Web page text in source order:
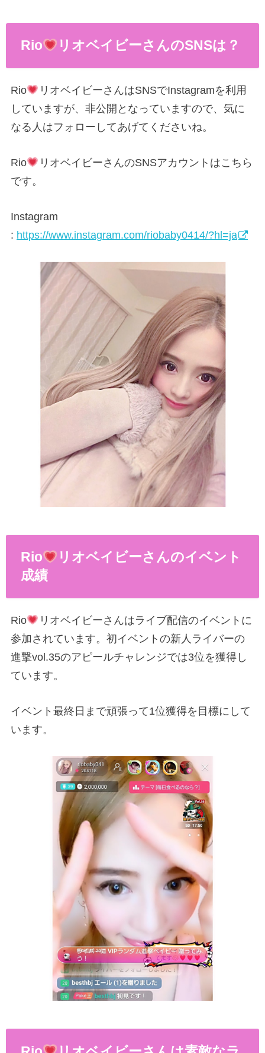
Rio リオベイビーさんのSNSは？
Rio
リオベイビーさんはSNSでInstagramを利用
していますが、非公開となっていますので、気に
なる人はフォローしてあげてくださいね。
Rio
リオベイビーさんのSNSアカウントはこちら
です。
Instagram
: https://www.instagram.com/riobaby0414/?hl=ja
Rio
リオベイビーさんのイベント
成績
Rio
リオベイビーさんはライブ配信のイベントに
参加されています。初イベントの新人ライバーの
進撃vol.35のアピールチャレンジでは3位を獲得し
ています。
イベント最終日まで頑張って1位獲得を目標にして
います。